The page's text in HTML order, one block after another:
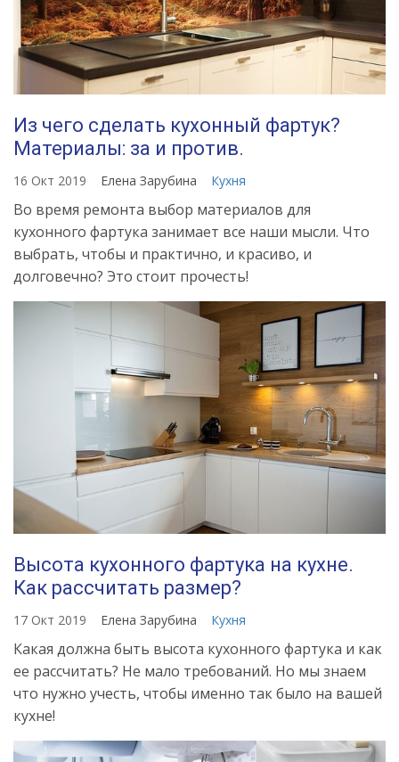
Из чего сделать кухонный фартук?
Материалы: за и против.
16 Окт 2019 Елена Зарубина Кухня
Во время ремонта выбор материалов для
кухонного фартука занимает все наши мысли. Что
выбрать, чтобы и практично, и красиво, и
долговечно? Это стоит прочесть!
Высота кухонного фартука на кухне.
Как рассчитать размер?
17 Окт 2019 Елена Зарубина Кухня
Какая должна быть высота кухонного фартука и как
ее рассчитать? Не мало требований. Но мы знаем
что нужно учесть, чтобы именно так было на вашей
кухне!